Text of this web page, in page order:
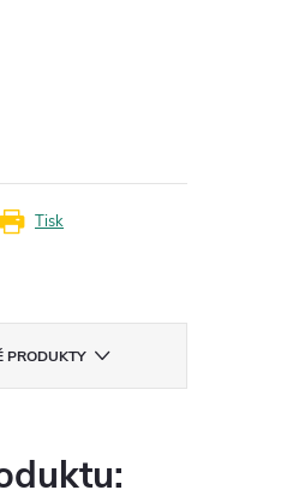
Tisk
PRODUKTY